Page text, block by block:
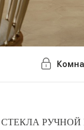
РУЧНОЙ